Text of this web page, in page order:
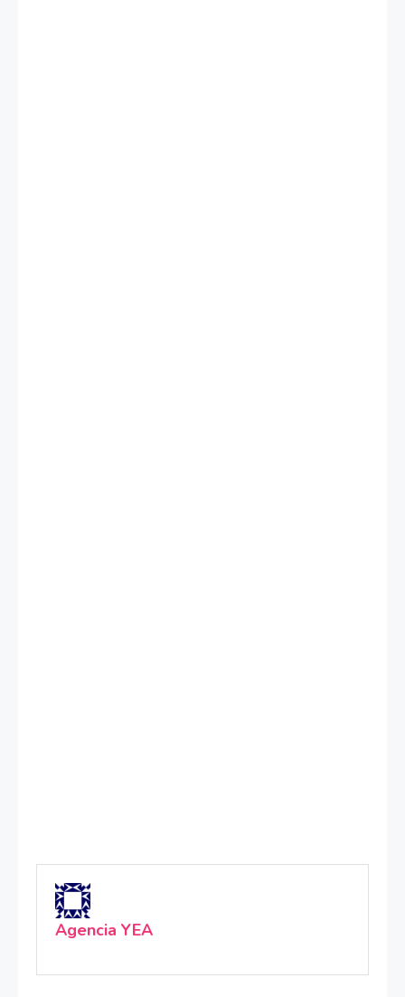
Agencia YEA